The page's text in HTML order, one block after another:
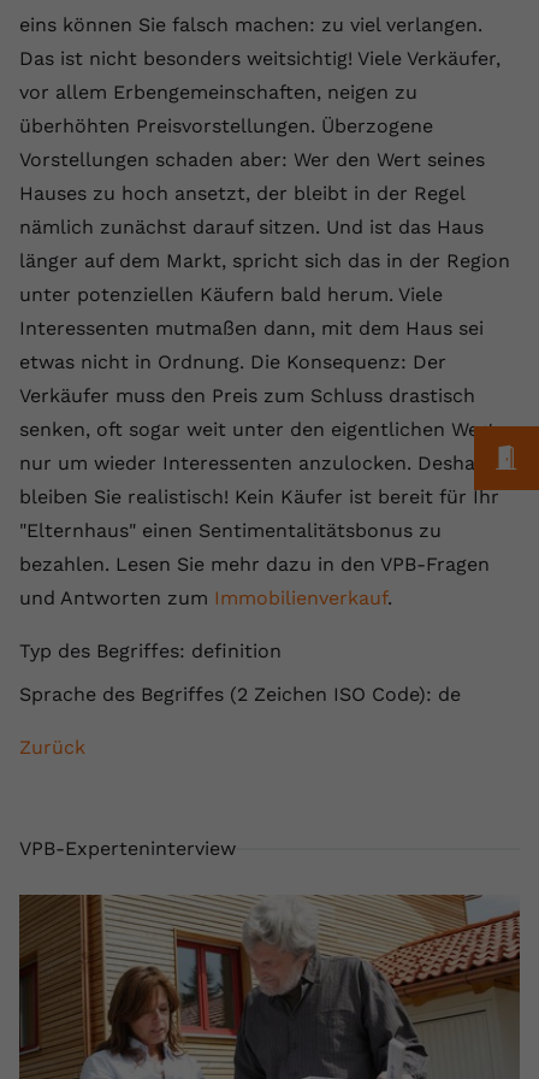
VPB-Experteninterview
eins können Sie falsch machen: zu viel verlangen.
Das ist nicht besonders weitsichtig! Viele Verkäufer,
vor allem Erbengemeinschaften, neigen zu
überhöhten Preisvorstellungen. Überzogene
Vorstellungen schaden aber: Wer den Wert seines
Hauses zu hoch ansetzt, der bleibt in der Regel
nämlich zunächst darauf sitzen. Und ist das Haus
länger auf dem Markt, spricht sich das in der Region
unter potenziellen Käufern bald herum. Viele
Interessenten mutmaßen dann, mit dem Haus sei
etwas nicht in Ordnung. Die Konsequenz: Der
Verkäufer muss den Preis zum Schluss drastisch
senken, oft sogar weit unter den eigentlichen Wert,
nur um wieder Interessenten anzulocken. Deshalb,
bleiben Sie realistisch! Kein Käufer ist bereit für Ihr
"Elternhaus" einen Sentimentalitätsbonus zu
bezahlen. Lesen Sie mehr dazu in den VPB-Fragen
und Antworten zum Immobilienverkauf.
Typ des Begriffes: definition
Sprache des Begriffes (2 Zeichen ISO Code): de
Zurück
Zweck
Dieser Wert speichert Ihre Consent-
Einstellungen. Unter anderem eine
zufällig generierte ID, für die
historische Speicherung Ihrer
vorgenommen Einstellungen, falls der
Webseiten-Betreiber dies eingestellt
Name fe_typo_user
Laufzeit Session
Zweck
Speicherung von
Benutzereinstellungen zu ermöglichen.
Zweck
wiederzuerkennen und statistische
Informationen zur Nutzung der
Website zu erfassen.
Anbieter Google Ads
Zweck
Wird von Google Ads für das
Conversion-Tracking verwendet, um
Werbeklicks der Nutzung auf unserer
Wir verwenden auf unserer Website externe Inhalte,
um Ihnen zusätzliche Informationen anzubieten.
Anbieter vimeo.com
2 Jahre
Zweck
Vimeo installiert dieses Cookie, um
Tracking-Informationen zu sammeln,
indem es eine eindeutige ID zum
setzt.
Anbieter youtube.com
Zweck
eingebettete YouTube-Videos und
Anbieter Youtube.com
Laufzeit Session
Zweck
YouTube setzt diesen Cookie, um die
Videopräferenzen des Benutzers zu
speichern, der eingebettete YouTube-
Videos verwendet.